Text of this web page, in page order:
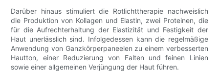
Darüber hinaus stimuliert die Rotlichttherapie nachweislich
die Produktion von Kollagen und Elastin, zwei Proteinen, die
für die Aufrechterhaltung der Elastizität und Festigkeit der
Haut unerlässlich sind. Infolgedessen kann die regelmäßige
Anwendung von Ganzkörperpaneelen zu einem verbesserten
Hautton, einer Reduzierung von Falten und feinen Linien
sowie einer allgemeinen Verjüngung der Haut führen.